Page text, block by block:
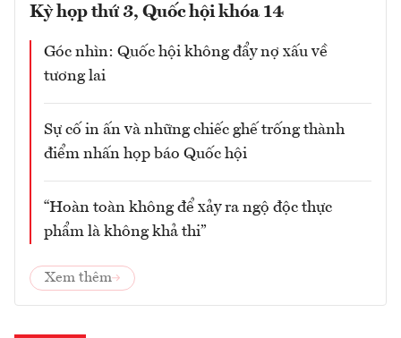
Kỳ họp thứ 3, Quốc hội khóa 14
Góc nhìn: Quốc hội không đẩy nợ xấu về
tương lai
Sự cố in ấn và những chiếc ghế trống thành
điểm nhấn họp báo Quốc hội
“Hoàn toàn không để xảy ra ngộ độc thực
phẩm là không khả thi”
Xem thêm